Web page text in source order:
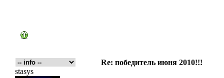
Re: победитель июня 2010!!!
stasys